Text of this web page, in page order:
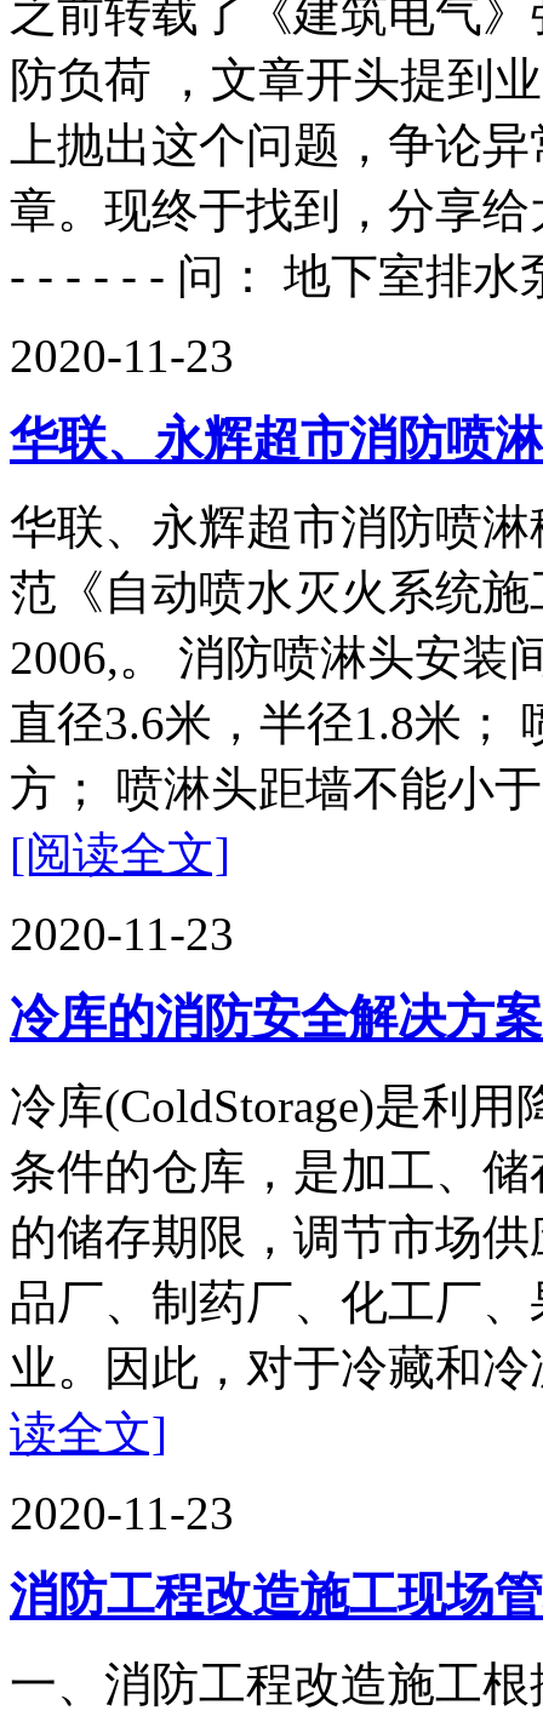
之前转载了《建筑电气
防负荷 ，文章开头提到
上抛出这个问题，争论
章。现终于找到，分享
- - - - - - 问： 地下室排
2020-11-23
华联、永辉超市消防喷
华联、永辉超市消防喷
范《自动喷水灭火系统
2006,。 消防喷淋头安装
直径3.6米，半径1.8米；
方； 喷淋头距墙不能小
[阅读全文]
2020-11-23
冷库的消防安全解决方案
冷库(ColdStorage)是利
条件的仓库，是加工、
的储存期限，调节市场
品厂、制药厂、化工厂
业。因此，对于冷藏和
读全文]
2020-11-23
消防工程改造施工现场
一、消防工程改造施工